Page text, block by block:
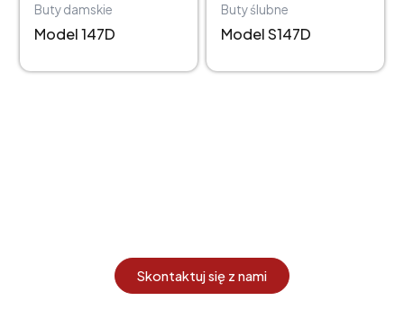
Buty damskie
147D
Buty ślubne
S147D
Skontaktuj się z nami